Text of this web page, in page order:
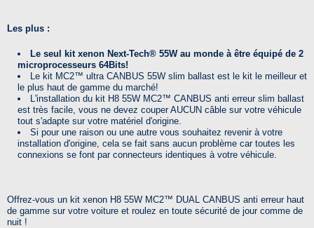
Les plus :
Le seul kit xenon Next-Tech® 55W au monde à être équipé de 2
microprocesseurs 64Bits!
Le kit MC2™ ultra CANBUS 55W slim ballast est le kit le meilleur et
le plus haut de gamme du marché!
L'installation du kit H8 55W MC2™ CANBUS anti erreur slim ballast
est très facile, vous ne devez couper AUCUN câble sur votre véhicule
tout s'adapte sur votre matériel d'origine.
Si pour une raison ou une autre vous souhaitez revenir à votre
installation d'origine, cela se fait sans aucun problème car toutes les
connexions se font par connecteurs identiques à votre véhicule.
Offrez-vous un kit xenon H8 55W MC2™ DUAL CANBUS anti erreur haut
de gamme sur votre voiture et roulez en toute sécurité de jour comme de
nuit !